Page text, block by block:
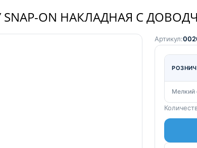
SNAP-ON НАКЛАДНАЯ С
Артикул:
Мелкий